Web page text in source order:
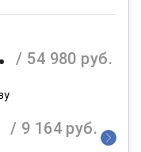
/ 54 980 руб.
/ 9 164 руб.